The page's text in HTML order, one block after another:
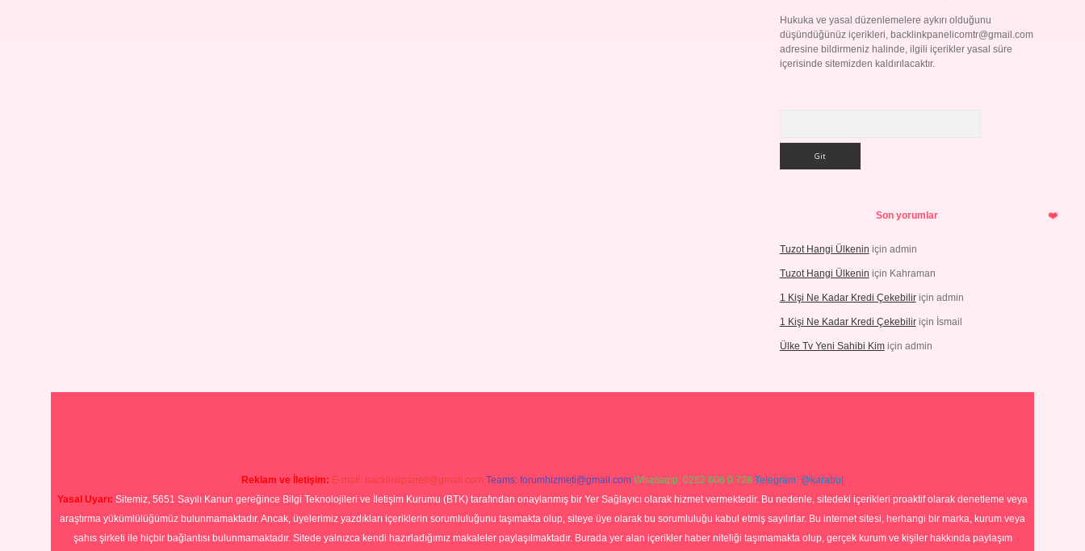
Hukuka ve yasal düzenlemelere aykırı olduğunu
düşündüğünüz içerikleri, backlinkpanelicomtr@gmail.com
adresine bildirmeniz halinde, ilgili içerikler yasal süre
içerisinde sitemizden kaldırılacaktır.
Son yorumlar
Tuzot Hangi Ülkenin için admin
Tuzot Hangi Ülkenin için Kahraman
1 Kişi Ne Kadar Kredi Çekebiliriçin admin
1 Kişi Ne Kadar Kredi Çekebiliriçin İsmail
Ülke Tv Yeni Sahibi Kimiçin admin
Reklam ve İletişim: E-mail: backlinkpaneli@gmail.com Teams: forumhizmeti@gmail.com Whatsapp: 0262 606 0 726 Telegram: @karabul
Yasal Uyarı: Sitemiz, 5651 Sayılı Kanun gereğince Bilgi Teknolojileri ve İletişim Kurumu (BTK) tarafından onaylanmış bir Yer Sağlayıcı olarak hizmet vermektedir. Bu nedenle, sitedeki içerikleri proaktif olarak denetleme veya
araştırma yükümlülüğümüz bulunmamaktadır. Ancak, üyelerimiz yazdıkları içeriklerin sorumluluğunu taşımakta olup, siteye üye olarak bu sorumluluğu kabul etmiş sayılırlar. Bu internet sitesi, herhangi bir marka, kurum veya
şahıs şirketi ile hiçbir bağlantısı bulunmamaktadır. Sitede yalnızca kendi hazırladığımız makaleler paylaşılmaktadır. Burada yer alan içerikler haber niteliği taşımamakta olup, gerçek kurum ve kişiler hakkında paylaşım